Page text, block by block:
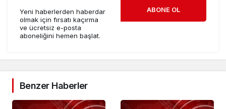
Yeni haberlerden haberdar
olmak için fırsatı kaçırma
ve ücretsiz e-posta
aboneliğini hemen başlat.
ABONE OL
Benzer Haberler